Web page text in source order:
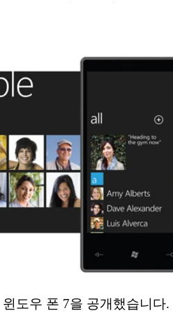
도우 폰 7을 공개했습니다.